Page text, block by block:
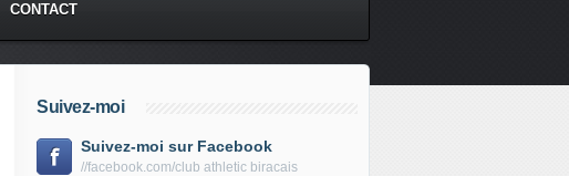
CONTACT
Suivez-moi
Suivez-moi sur Facebook
//facebook.com/club athletic biracais